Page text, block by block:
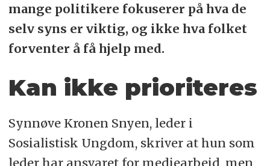
mange politikere fokuserer på hva de
selv syns er viktig, og ikke hva folket
forventer å få hjelp med.
Kan ikke prioriteres
Synnøve Kronen Snyen, leder i
Sosialistisk Ungdom, skriver at hun som
leder har ansvaret for mediearbeid, men